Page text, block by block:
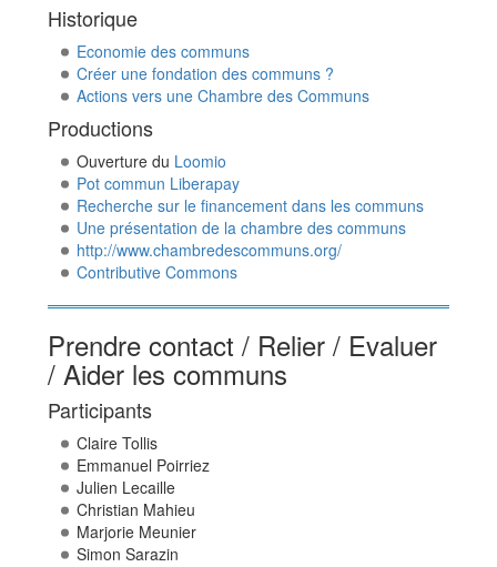
Historique
Economie des communs
Créer une fondation des communs ?
Actions vers une Chambre des Communs
Productions
Ouverture du Loomio
Pot commun Liberapay
Recherche sur le financement dans les communs
Une présentation de la chambre des communs
http://www.chambredescommuns.org/
Contributive Commons
Prendre contact / Relier / Evaluer
/ Aider les communs
Participants
Claire Tollis
Emmanuel Poirriez
Julien Lecaille
Christian Mahieu
Marjorie Meunier
Simon Sarazin